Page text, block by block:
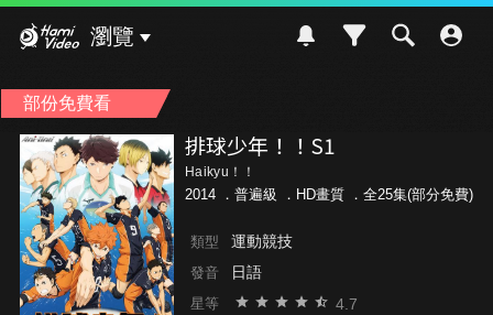
瀏覽
部份免費看
排球少年！！S1
Haikyu！！
2014 ． 普遍級 ．HD畫質 ．全25集(部分免費)
類型 運動競技
發音 日語
星等 4.7